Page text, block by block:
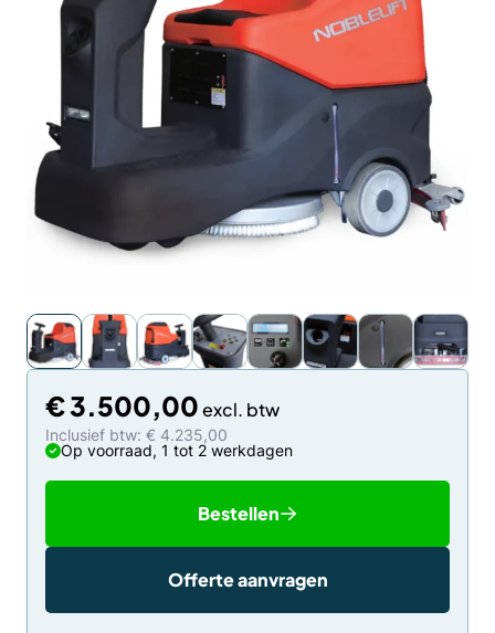
€3.500,00
Inclusief btw: € 4.235,00
Op voorraad, 1 tot 2 werkdagen
Bestellen
Offerte aanvragen